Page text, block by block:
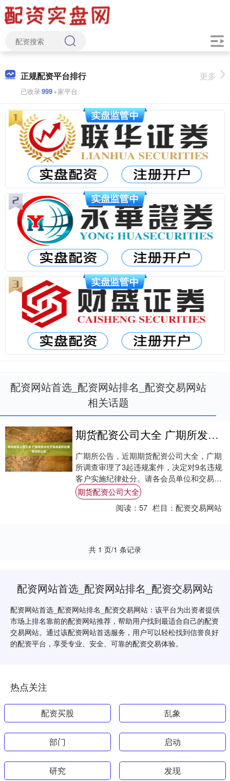
正规配资平台排行
已收录999+家平台
更多
配资网站首选_配资网站排名_配资交易网站
相关话题
期货配资公司大全 广期所发布关于违规案件处理情况的公告
广期所公告，近期期货配资公司大全，广期
所调查审理了3起违规案件，决定对9名违规
客户实施纪律处分。请各会员单位和交易者
提高合规和风险意识期货配资公司大全，严
格遵守....
期货配资公司大全
阅读：57 栏目：配资交易网站
共 1 页/1 条记录
配资网站首选_配资网站排名_配资交易网站
配资网站首选_配资网站排名_配资交易网站：该平台为出资者提供
市场上排名靠前的配资网站推荐，帮助用户找到最适合自己的配资
交易网站。通过该配资网站首选服务，用户可以轻松找到信誉良好
的配资平台，享受专业、安全、可靠的配资交易体验。
热点关注
配资买股 乱象
部门 启动
研究 发现